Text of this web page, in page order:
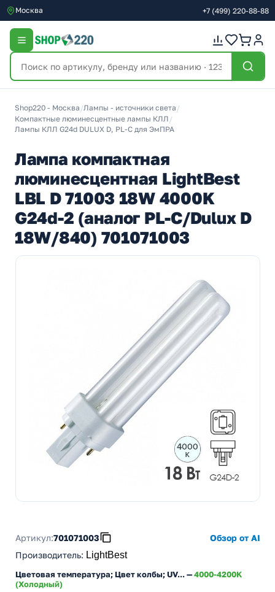
Москва +7 (499) 220-88-88
Shop220 - Москва /Лампы - источники света /
Компактные люминесцентные лампы КЛЛ /
Лампы КЛЛ G24d DULUX D, PL-C для ЭмПРА
Лампа компактная
люминесцентная LightBest
LBL D 71003 18W 4000K
G24d-2 (аналог PL-C/Dulux D
18W/840) 701071003
Артикул:701071003
Обзор от AI
Производитель: LightBest
Цветовая температура; Цвет колбы; UV... —4000-4200K
(Холодный)